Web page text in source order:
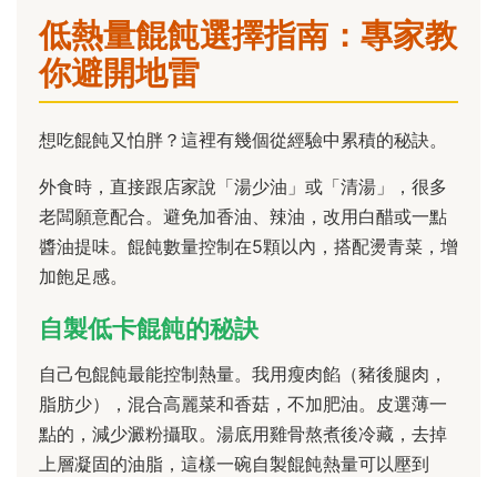
低熱量餛飩選擇指南：專家教
你避開地雷
想吃餛飩又怕胖？這裡有幾個從經驗中累積的秘訣。
外食時，直接跟店家說「湯少油」或「清湯」，很多
老闆願意配合。避免加香油、辣油，改用白醋或一點
醬油提味。餛飩數量控制在5顆以內，搭配燙青菜，增
加飽足感。
自製低卡餛飩的秘訣
自己包餛飩最能控制熱量。我用瘦肉餡（豬後腿肉，
脂肪少），混合高麗菜和香菇，不加肥油。皮選薄一
點的，減少澱粉攝取。湯底用雞骨熬煮後冷藏，去掉
上層凝固的油脂，這樣一碗自製餛飩熱量可以壓到